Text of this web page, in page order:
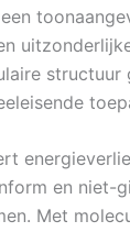
en niet-
Met